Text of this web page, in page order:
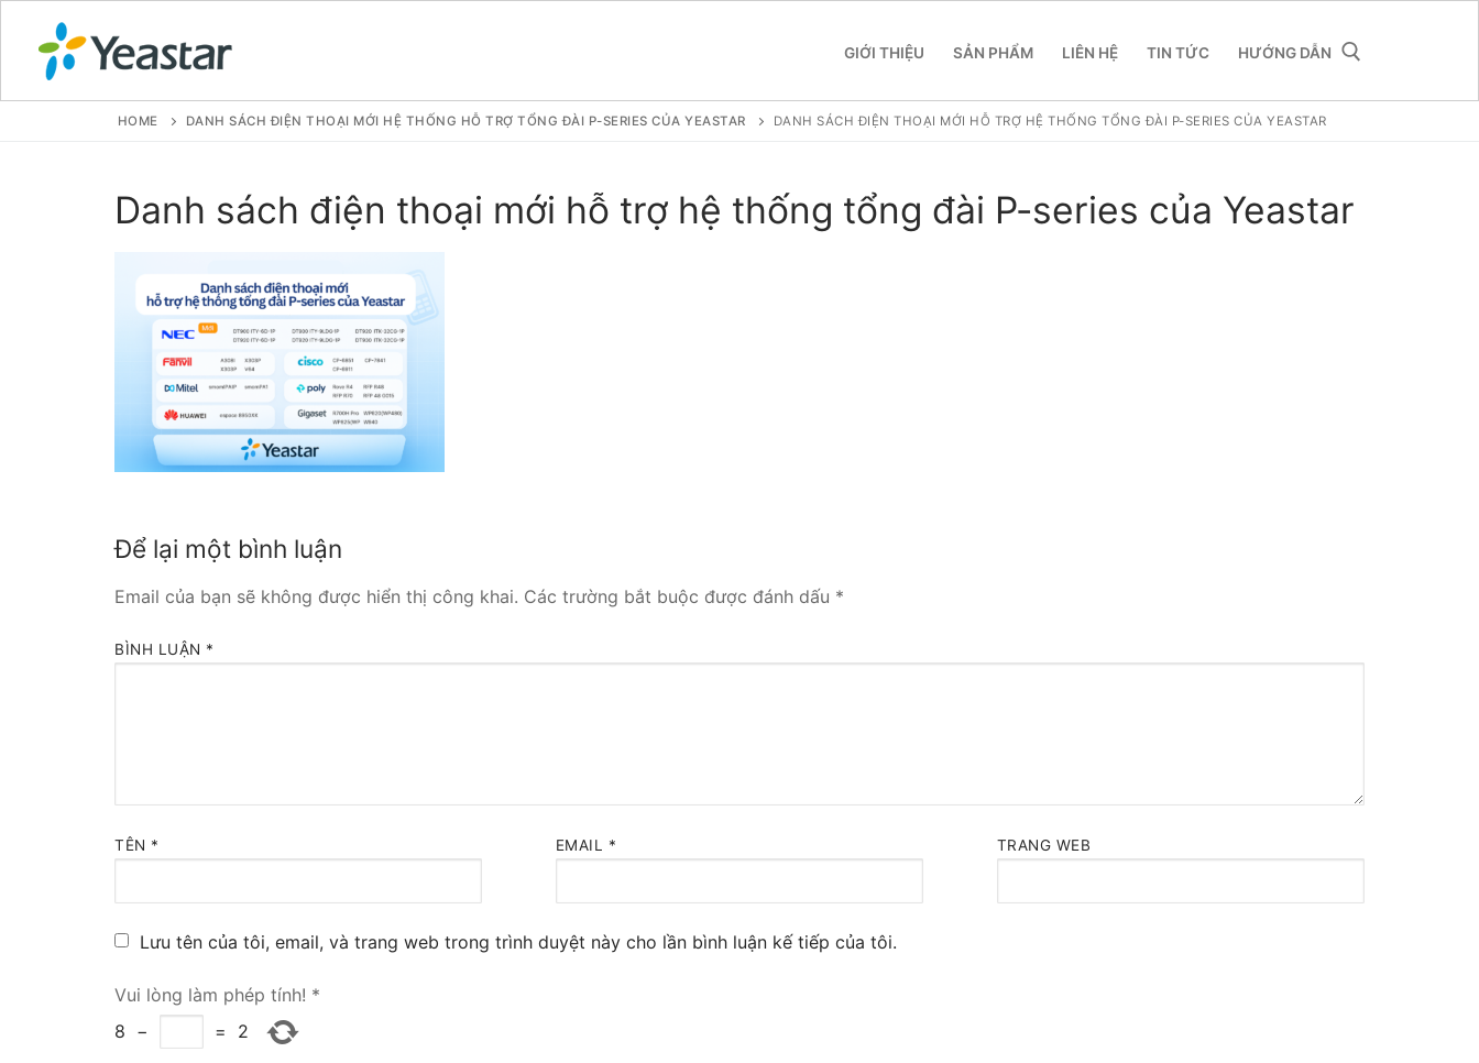
GIỚI THIỆU SẢN PHẨM LIÊN HỆ TIN TỨC HƯỚNG DẪN
GIỚI THIỆU
VOIP PBX FOR SME
Tổng đài VoIP Yeastar S412
Tổng đài VoIP Yeastar S20
Tổng đài VoIP Yeastar S50
FXO VoIP Gateway
HOME DANH SÁCH ĐIỆN THOẠI MỚI HỆ THỐNG HỖ TRỢ TỔNG ĐÀI P-SERIES CỦA YEASTAR DANH SÁCH ĐIỆN THOẠI MỚI HỖ TRỢ HỆ THỐNG TỔNG ĐÀI P-SERIES CỦA YEASTAR
Danh sách điện thoại mới hỗ trợ hệ thống tổng đài P-series của Yeastar
Để lại một bình luận
Email của bạn sẽ không được hiển thị công khai. Các trường bắt buộc được đánh dấu *
BÌNH LUẬN *
TÊN * EMAIL * TRANG WEB
Lưu tên của tôi, email, và trang web trong trình duyệt này cho lần bình luận kế tiếp của tôi.
Vui lòng làm phép tính! *
8 − = 2